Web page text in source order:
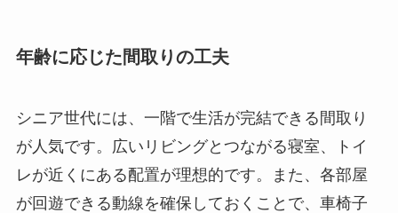
年齢に応じた間取りの工夫
シニア世代には、一階で生活が完結できる間取り
が人気です。広いリビングとつながる寝室、トイ
レが近くにある配置が理想的です。また、各部屋
が回遊できる動線を確保しておくことで、車椅子